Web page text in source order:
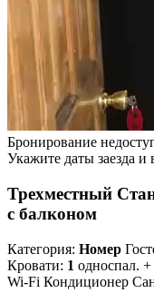
Бронирование
Укажите даты заезда и
Трехместный
с балконом
Категория: Номер
Кровати: 1 односпал. +
Wi-Fi Кондиционер